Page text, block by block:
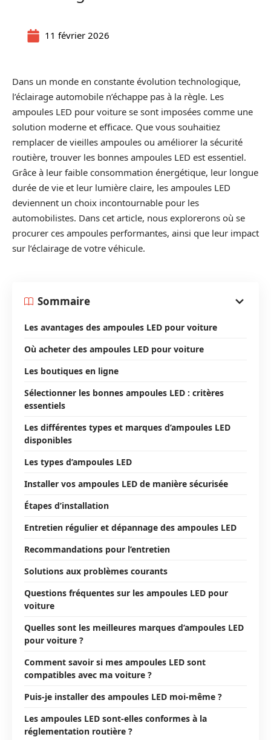
11 février 2026
Dans un monde en constante évolution technologique,
l’éclairage automobile n’échappe pas à la règle. Les
ampoules LED pour voiture se sont imposées comme une
solution moderne et efficace. Que vous souhaitiez
remplacer de vieilles ampoules ou améliorer la sécurité
routière, trouver les bonnes ampoules LED est essentiel.
Grâce à leur faible consommation énergétique, leur longue
durée de vie et leur lumière claire, les ampoules LED
deviennent un choix incontournable pour les
automobilistes. Dans cet article, nous explorerons où se
procurer ces ampoules performantes, ainsi que leur impact
sur l’éclairage de votre véhicule.
Sommaire
Les avantages des ampoules LED pour voiture
Où acheter des ampoules LED pour voiture
Les boutiques en ligne
Sélectionner les bonnes ampoules LED : critères
essentiels
Les différentes types et marques d’ampoules LED
disponibles
Les types d’ampoules LED
Installer vos ampoules LED de manière sécurisée
Étapes d’installation
Entretien régulier et dépannage des ampoules LED
Recommandations pour l’entretien
Solutions aux problèmes courants
Questions fréquentes sur les ampoules LED pour
voiture
Quelles sont les meilleures marques d’ampoules LED
pour voiture ?
Comment savoir si mes ampoules LED sont
compatibles avec ma voiture ?
Puis-je installer des ampoules LED moi-même ?
Les ampoules LED sont-elles conformes à la
réglementation routière ?